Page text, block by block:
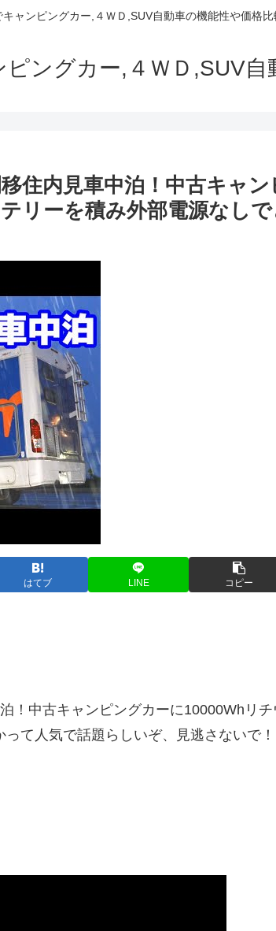
ャンピングカー,４ＷＤ,SUV自動車の機能性や価格
ピングカー,４ＷＤ,SUV
住内見車中泊！中古キャ
リーを積み外部電源なしで
はてブ LINE コピー
！中古キャンピングカーに10000Whリ
て人気で話題らしいぞ、見逃さないで！